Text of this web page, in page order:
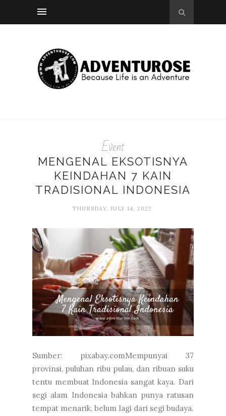
Event
MENGENAL EKSOTISNYA
KEINDAHAN 7 KAIN
TRADISIONAL INDONESIA
THURSDAY, JULY 14, 2022
Sumber: pixabay.comMempunyai 37
provinsi, puluhan ribu pulau, dan ribuan suku
tentu membuat Indonesia sangat kaya. Dari
segi alam Indonesia bahkan punya ratusan
tempat menarik, belum lagi dari segi budaya.